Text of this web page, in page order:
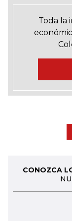
Toda la
CONOZCA